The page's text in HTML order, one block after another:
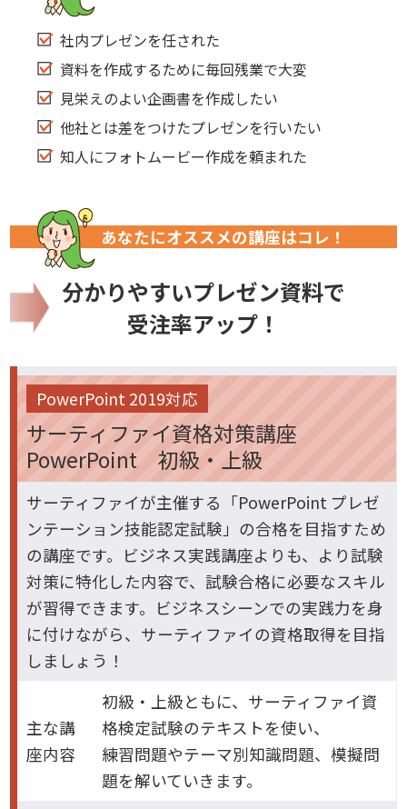
社内プレゼンを任された
資料を作成するために毎回残業で大変
見栄えのよい企画書を作成したい
他社とは差をつけたプレゼンを行いたい
知人にフォトムービー作成を頼まれた
あなたにオススメの講座はコレ！
分かりやすいプレゼン資料で
受注率アップ！
PowerPoint 2019対応
サーティファイ資格対策講座
PowerPoint 初級・上級
サーティファイが主催する「PowerPoint プレゼ
ンテーション技能認定試験」の合格を目指すため
の講座です。ビジネス実践講座よりも、より試験
対策に特化した内容で、試験合格に必要なスキル
が習得できます。ビジネスシーンでの実践力を身
に付けながら、サーティファイの資格取得を目指
しましょう！
主な講
座内容
初級・上級ともに、サーティファイ資
格検定試験のテキストを使い、
練習問題やテーマ別知識問題、模擬問
題を解いていきます。